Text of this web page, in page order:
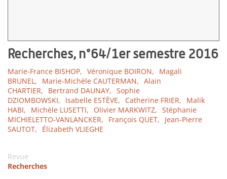
Recherches, n°64/1er semestre 2016
Marie-France BISHOP, Véronique BOIRON,
Magali
BRUNEL,
Marie-Michèle CAUTERMAN, Alain
CHARTIER,
Bertrand DAUNAY, Sophie
DZIOMBOWSKI,
Isabelle ESTÈVE, Catherine FRIER,
Malik
HABI,
Michèle LUSETTI, Olivier MARKWITZ, Stéphanie
MICHIELETTO-VANLANCKER,
François QUET,
Jean-Pierre
SAUTOT,
Élizabeth VLIEGHE
Revue
Recherches